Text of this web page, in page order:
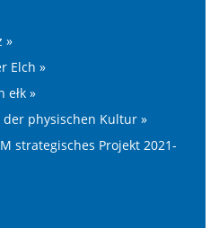
»
Elch »
ełk »
physischen Kultur »
strategisches Projekt 2021-